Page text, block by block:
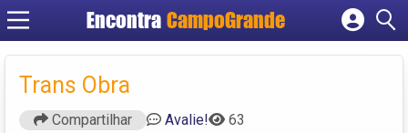
Encontra CampoGrande
Cadastrar empresa
Trans Obra
Compartilhar Avalie! 63